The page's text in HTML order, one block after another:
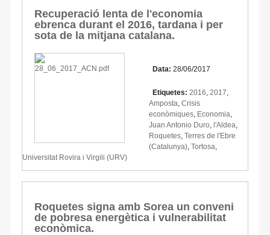
Recuperació lenta de l'economia
ebrenca durant el 2016, tardana i per
sota de la mitjana catalana.
Data: 28/06/2017
Etiquetes: 2016 2017
Amposta Crisis
econòmiques Economia
Juan Antonio Duro l'Aldea
Roquetes Terres de l'Ebre
(Catalunya) Tortosa
Universitat Rovira i Virgili (URV)
Roquetes signa amb Sorea un conveni
de pobresa energètica i vulnerabilitat
econòmica.